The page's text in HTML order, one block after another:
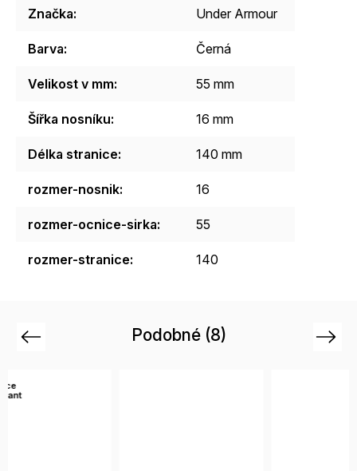
Značka: Under Armour
Barva: Černá
Velikost v mm: 55 mm
Šířka nosníku: 16 mm
Délka stranice: 140 mm
rozmer-nosnik: 16
rozmer-ocnice-sirka: 55
rozmer-stranice: 140
Podobné (8)
Previous Next